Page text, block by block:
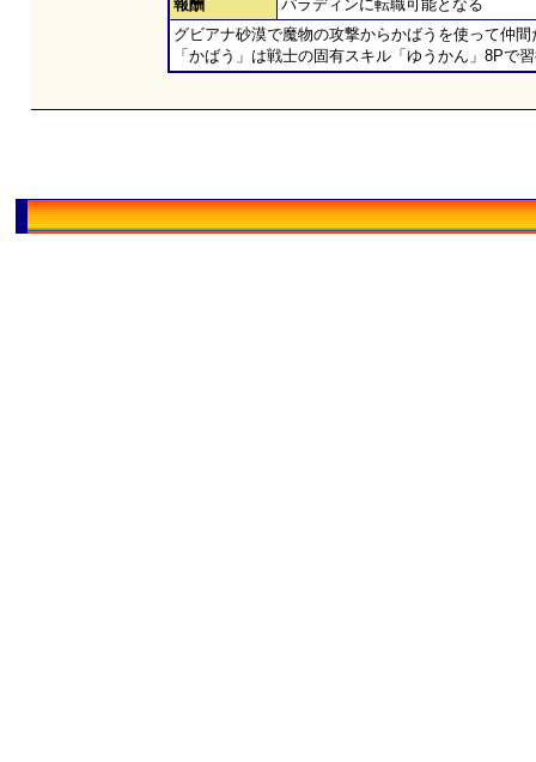
報酬
パラディンに転職可能となる
グビアナ砂漠で魔物の攻撃からかばうを使って仲
「かばう」は戦士の固有スキル「ゆうかん」8Pで